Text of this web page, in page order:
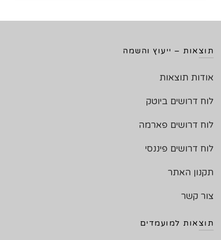
תוצאות – ייעוץ והשמה
אודות תוצאות
לוח דרושים ביוטק
לוח דרושים פארמה
לוח דרושים פיננסי
תקנון האתר
צור קשר
תוצאות למועמדים